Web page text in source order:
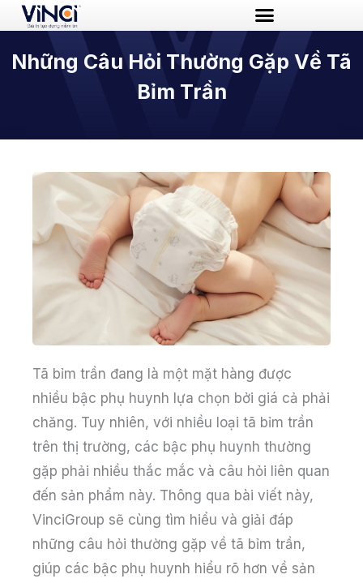
Nhảy
tới
nộiNhững Câu Hỏi Thường Gặp Về Tã
Bỉm Trần
Tã bỉm trần đang là một mặt hàng được
nhiều bậc phụ huynh lựa chọn bởi giá cả phải
chăng. Tuy nhiên, với nhiều loại tã bỉm trần
trên thị trường, các bậc phụ huynh thường
gặp phải nhiều thắc mắc và câu hỏi liên quan
đến sản phẩm này. Thông qua bài viết này,
VinciGroup sẽ cùng tìm hiểu và giải đáp
những câu hỏi thường gặp về tã bỉm trần,
giúp các bậc phụ huynh hiểu rõ hơn về sản